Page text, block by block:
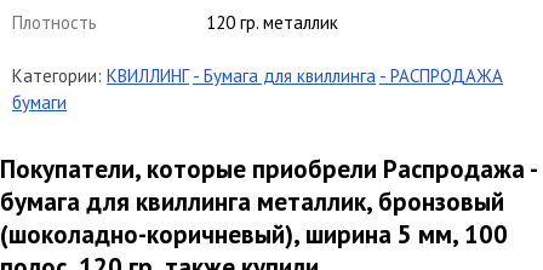
Плотность
120 гр. металлик
Категории: КВИЛЛИНГ - Бумага для квиллинга - РАСПРОДАЖА
бумаги
Покупатели, которые приобрели Распродажа -
бумага для квиллинга металлик, бронзовый
(шоколадно-коричневый), ширина 5 мм, 100